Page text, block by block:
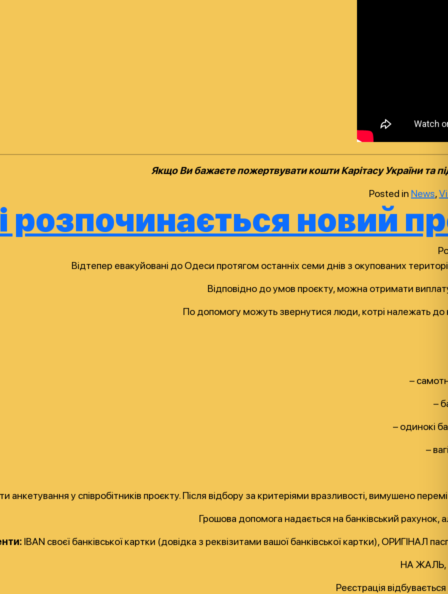
Якщо Ви бажаєте пожертвувати кошти Карітасу України та
Posted in News,
розпочинається новий
Відтепер евакуйовані до Одеси протягом останніх семи днів з окупованих
Відповідно до умов проєкту, можна отримати
По допомогу можуть звернутися люди, котрі належать до
–
–
– одинокі
–
у співробітників проєкту. Після відбору за критеріями вразливості, вимушено
Грошова допомога надається на банківський рахунок,
IBAN своєї банківської картки (довідка з реквізитами вашої банківської картки),
НА ЖАЛЬ,
Реєстрація